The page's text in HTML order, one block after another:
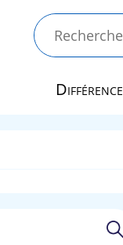
Différence